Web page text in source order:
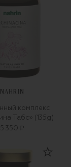
NAHRIN
комплекс
Табс» (135g)
5 350 ₽